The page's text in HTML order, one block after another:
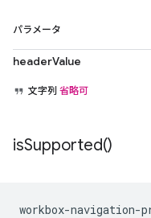
パラメータ
headerValue
文字列 省略可
isSupported()
workbox-navigation-